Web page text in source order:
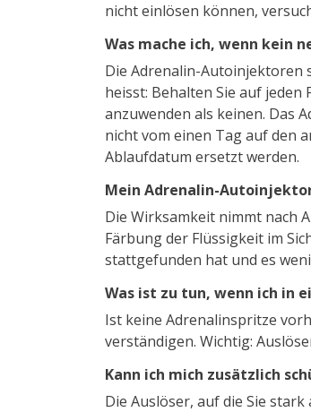
nicht einlösen können,
Was mache ich, wenn kein
Die Adrenalin-Autoinjektoren
heisst: Behalten Sie auf
anzuwenden als keinen. Das
nicht vom einen Tag auf den
Ablaufdatum ersetzt werden.
Mein Adrenalin-
Die Wirksamkeit nimmt nach
Färbung der Flüssigkeit im
stattgefunden hat und es
Was ist zu tun, wenn ich in
Ist keine Adrenalinspritze
verständigen. Wichtig:
Kann ich mich zusätzlich
Die Auslöser, auf die Sie